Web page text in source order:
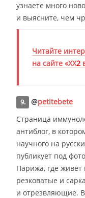
узнаете много
и выясните, чем
Читайте
на сайте «ХХ2
9. @petitebete
Страница
антиблог, в
научного на
публикует под
Парижа, где живёт
резковатые и
и отрезвляющие.